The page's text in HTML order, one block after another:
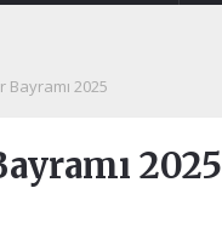
2025
2025